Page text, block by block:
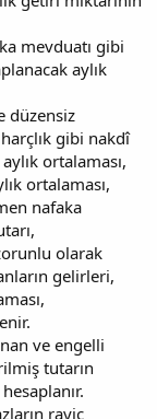
mevduatı gibi
aylık
düzensiz
gibi nakdî
ortalaması,
ortalaması,
nafaka
olarak
gelirleri,
ve engelli
tutarın
rayiç